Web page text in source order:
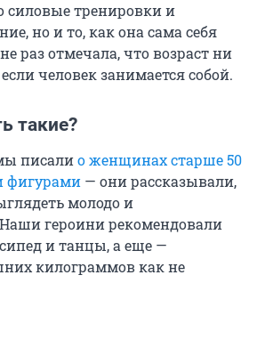
силовые тренировки и
но и то, как она сама себя
раз отмечала, что возраст ни
человек занимается собой.
такие?
писалио женщинах старше 50
фигурами — они рассказывали,
молодо и
героини рекомендовали
и танцы, а еще —
килограммов как не